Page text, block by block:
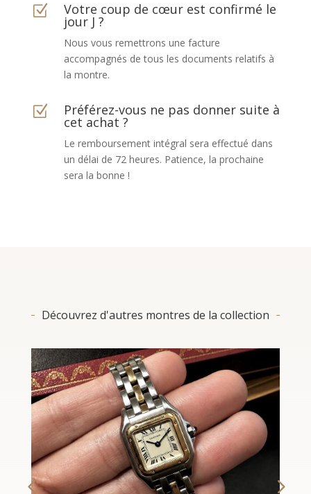
Z Votre coup de cœur est confirmé le
jour J ?
Nous vous remettrons une facture
accompagnés de tous les documents relatifs à
la montre.
Z Préférez-vous ne pas donner suite à
cet achat ?
Le remboursement intégral sera effectué dans
un délai de 72 heures. Patience, la prochaine
sera la bonne !
Découvrez d'autres montres de la collection